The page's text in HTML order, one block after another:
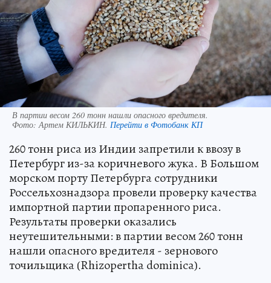
В партии весом 260 тонн нашли опасного вредителя.
Фото:Артем КИЛЬКИН. Перейти в Фотобанк КП
260 тонн риса из Индии запретили к ввозу в
Петербург из-за коричневого жука. В Большом
морском порту Петербурга сотрудники
Россельхознадзора провели проверку качества
импортной партии пропаренного риса.
Результаты проверки оказались
неутешительными: в партии весом 260 тонн
нашли опасного вредителя - зернового
точильщика (Rhizopertha dominica).